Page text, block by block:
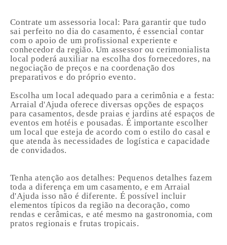
Contrate um assessoria local: Para garantir que tudo
sai perfeito no dia do casamento, é essencial contar
com o apoio de um profissional experiente e
conhecedor da região. Um assessor ou cerimonialista
local poderá auxiliar na escolha dos fornecedores, na
negociação de preços e na coordenação dos
preparativos e do próprio evento.
Escolha um local adequado para a cerimônia e a festa:
Arraial d'Ajuda oferece diversas opções de espaços
para casamentos, desde praias e jardins até espaços de
eventos em hotéis e pousadas. É importante escolher
um local que esteja de acordo com o estilo do casal e
que atenda às necessidades de logística e capacidade
de convidados.
Tenha atenção aos detalhes: Pequenos detalhes fazem
toda a diferença em um casamento, e em Arraial
d'Ajuda isso não é diferente. É possível incluir
elementos típicos da região na decoração, como
rendas e cerâmicas, e até mesmo na gastronomia, com
pratos regionais e frutas tropicais.